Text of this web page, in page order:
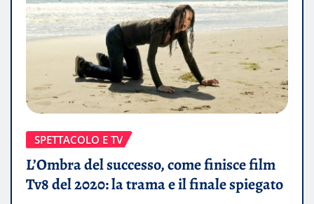
SPETTACOLO E TV
L’Ombra del successo, come finisce film
Tv8 del 2020: la trama e il finale spiegato